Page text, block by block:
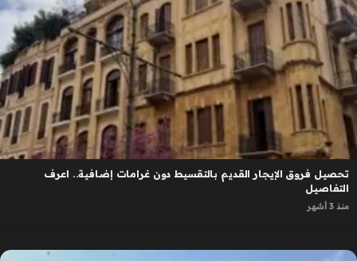
تحصيل فروق الإيجار القديم بالتقسيط دون غرامات إضافية.. اعرف
التفاصيل
منذ 3 أشهر